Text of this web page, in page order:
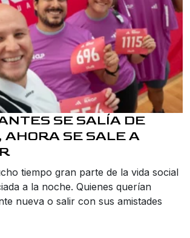
SE SALÍA DE
AHORA SE SALE A
tiempo gran parte de la vida social
a la noche. Quienes querían
nueva o salir con sus amistades